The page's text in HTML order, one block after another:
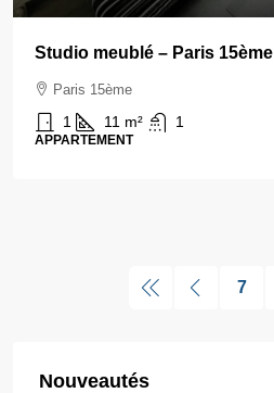
Studio meublé – Paris 15ème
Paris 15ème
1 11 m² 1
APPARTEMENT
7
Nouveautés